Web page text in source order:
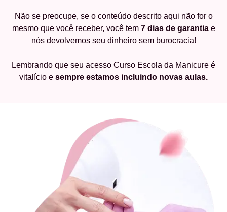
Não se preocupe, se o conteúdo descrito aqui não for o
mesmo que você receber, você tem 7 dias de garantiae
nós devolvemos seu dinheiro sem burocracia!
Lembrando que seu acesso Curso Escola da Manicure é
vitalício e sempre estamos incluindo novas aulas.